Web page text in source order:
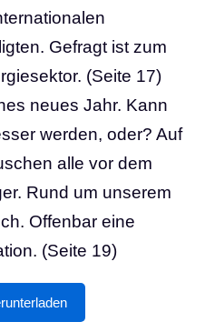
Gefragt ist zum
(Seite 17)
neues Jahr. Kann
werden, oder? Auf
alle vor dem
Rund um unserem
Offenbar eine
(Seite 19)